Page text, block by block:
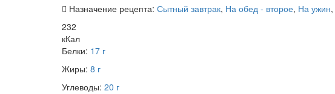
Назначение рецепта: Сытный завтрак, На обед - второе, На ужин,
232
кКал
Белки: 17 г
Жиры: 8 г
Углеводы: 20 г